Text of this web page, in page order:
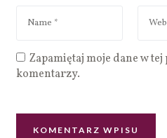
Zapamiętaj moje dane w
komentarzy.